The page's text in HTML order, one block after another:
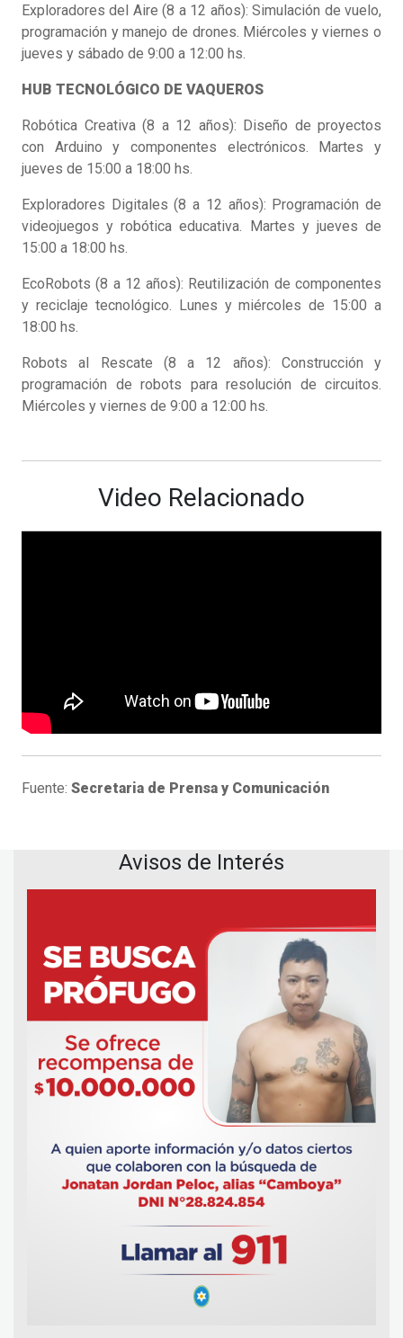
Exploradores del Aire (8 a 12 años): Simulación de vuelo,
programación y manejo de drones. Miércoles y viernes o
jueves y sábado de 9:00 a 12:00 hs.
HUB TECNOLÓGICO DE VAQUEROS
Robótica Creativa (8 a 12 años): Diseño de proyectos
con Arduino y componentes electrónicos. Martes y
jueves de 15:00 a 18:00 hs.
Exploradores Digitales (8 a 12 años): Programación de
videojuegos y robótica educativa. Martes y jueves de
15:00 a 18:00 hs.
EcoRobots (8 a 12 años): Reutilización de componentes
y reciclaje tecnológico. Lunes y miércoles de 15:00 a
18:00 hs.
Robots al Rescate (8 a 12 años): Construcción y
programación de robots para resolución de circuitos.
Miércoles y viernes de 9:00 a 12:00 hs.
Video Relacionado
Fuente: Secretaria de Prensa y Comunicación
Avisos de Interés